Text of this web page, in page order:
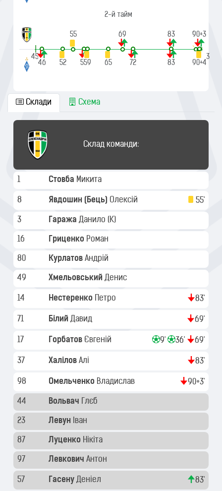
2-й тайм
55 69 83 90
90+3
|
45'
46
52 5859 65 72 83 90+4
|
90'+3
Склади Схема
Склад команди:
1 Стовба Микита
8 Явдошин (Бець) Олексій 55'
3 Гаража Данило (K)
16 Гриценко Роман
80 Курлатов Андрій
49 Хмельовський Денис
14 Нестеренко Петро 83'
71 Білий Давид 69'
17 Горбатов Євгеній 9' 36' 69'
37 Халілов Алі 83'
98 Омельченко Владислав 90+3'
44 Вольвач Глєб
23 Левун Іван
87 Луценко Нікіта
97 Левкович Антон
57 Гасену Деніел 83'